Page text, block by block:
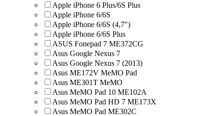
Apple iPhone 6 Plus/6S Plus
Apple iPhone 6/6S
Apple iPhone 6/6S (4,7")
Apple iPhone 6/6S Plus
ASUS Fonepad 7 ME372CG
Asus Google Nexus 7
Asus Google Nexus 7 (2013)
Asus ME172V MeMO Pad
Asus ME301T MeMO
Asus MeMO Pad 10 ME102A
Asus MeMO Pad HD 7 ME173X
Asus MeMO Pad ME302C